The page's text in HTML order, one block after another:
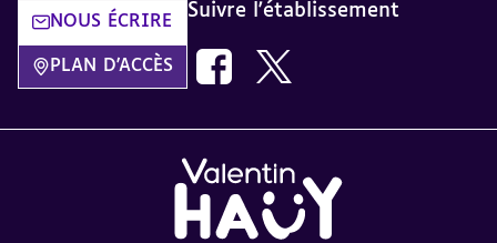
NOUS ÉCRIRE
PLAN D'ACCÈS
Suivre l'établissement
Nous suivre sur Facebook AVH
Nous suivre sur Twitter